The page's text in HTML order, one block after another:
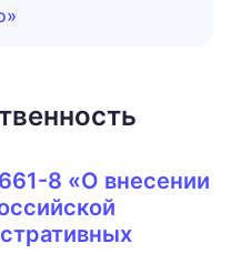
8 «О внесении